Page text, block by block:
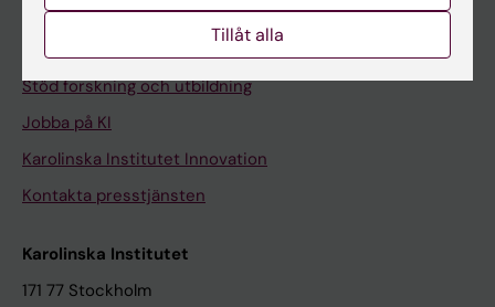
Kontakta och besök KI
Universitetsbiblioteket
Stöd forskning och utbildning
Jobba på KI
Karolinska Institutet Innovation
Kontakta presstjänsten
Karolinska Institutet
171 77 Stockholm
Tillåt alla